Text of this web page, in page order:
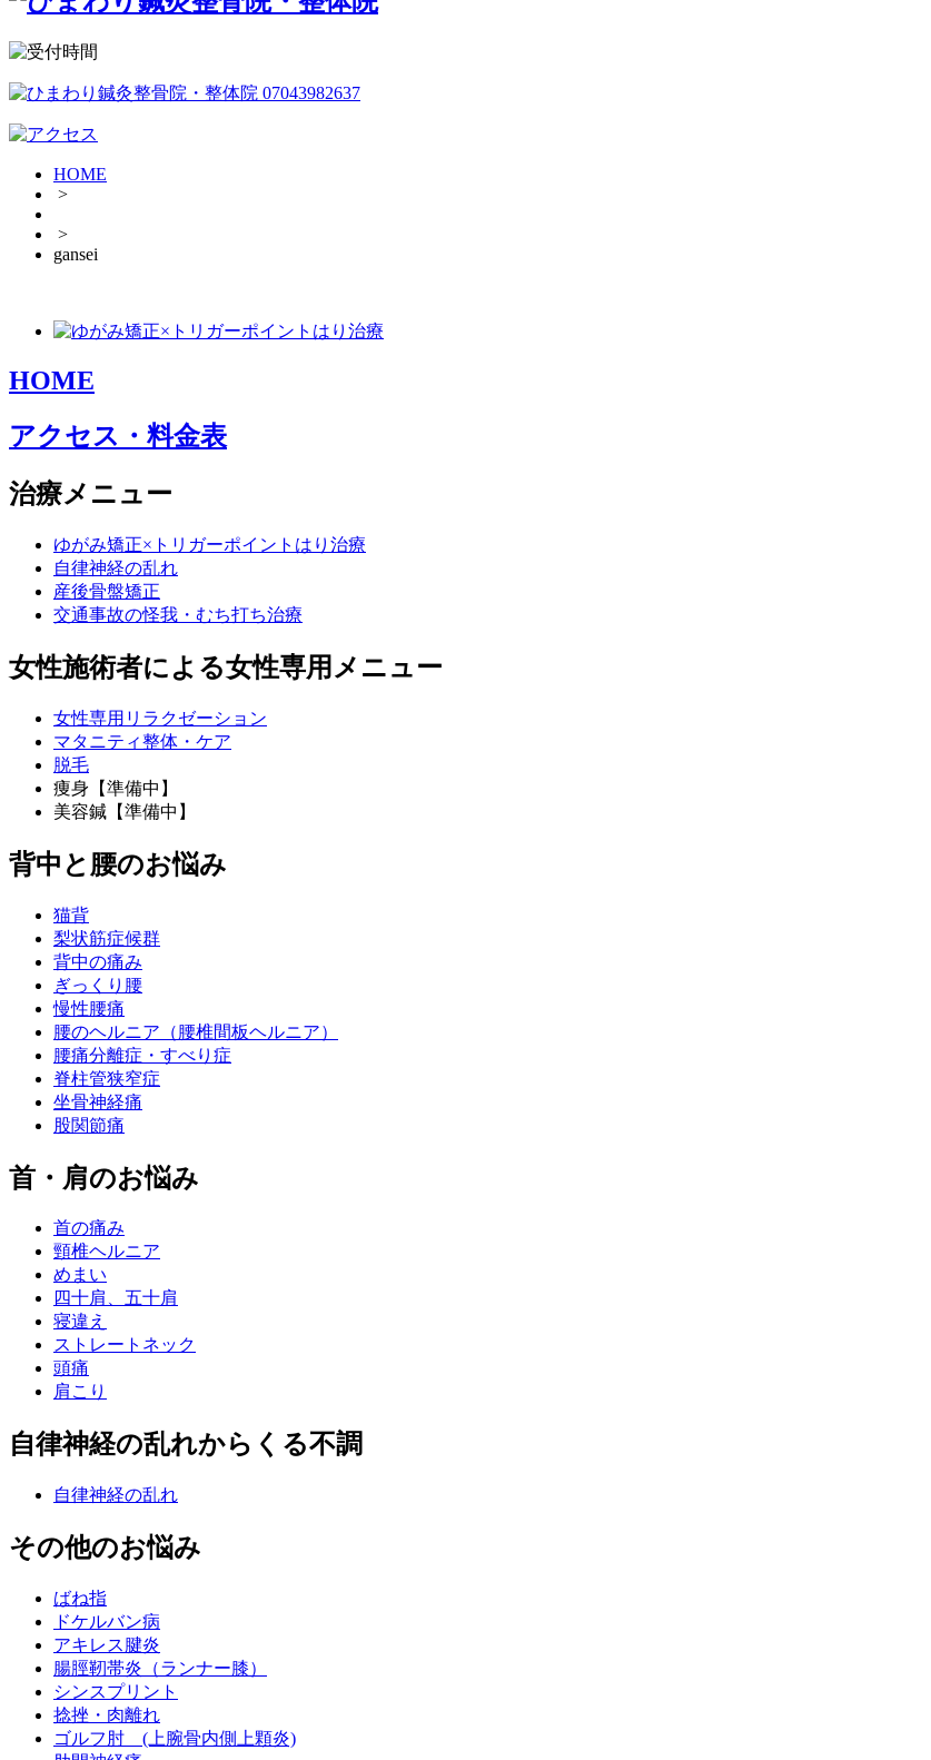
HOME
>
>
gansei
HOME
アクセス・料金表
治療メニュー
ゆがみ矯正×トリガーポイントはり治療
自律神経の乱れ
産後骨盤矯正
交通事故の怪我・むち打ち治療
女性施術者による女性専用メニュー
女性専用リラクゼーション
マタニティ整体・ケア
脱毛
痩身【準備中】
美容鍼【準備中】
背中と腰のお悩み
猫背
梨状筋症候群
背中の痛み
ぎっくり腰
慢性腰痛
腰のヘルニア（腰椎間板ヘルニア）
腰痛分離症・すべり症
脊柱管狭窄症
坐骨神経痛
股関節痛
首・肩のお悩み
首の痛み
頸椎ヘルニア
めまい
四十肩、五十肩
寝違え
ストレートネック
頭痛
肩こり
自律神経の乱れからくる不調
自律神経の乱れ
その他のお悩み
ばね指
ドケルバン病
アキレス腱炎
腸脛靭帯炎（ランナー膝）
シンスプリント
捻挫・肉離れ
ゴルフ肘 (上腕骨内側上顆炎)